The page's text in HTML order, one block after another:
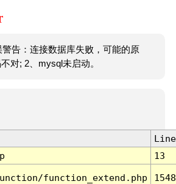
警告：连接数据库失败，可能的原
对; 2、mysql未启动。
Line
13
function_extend.php 1548